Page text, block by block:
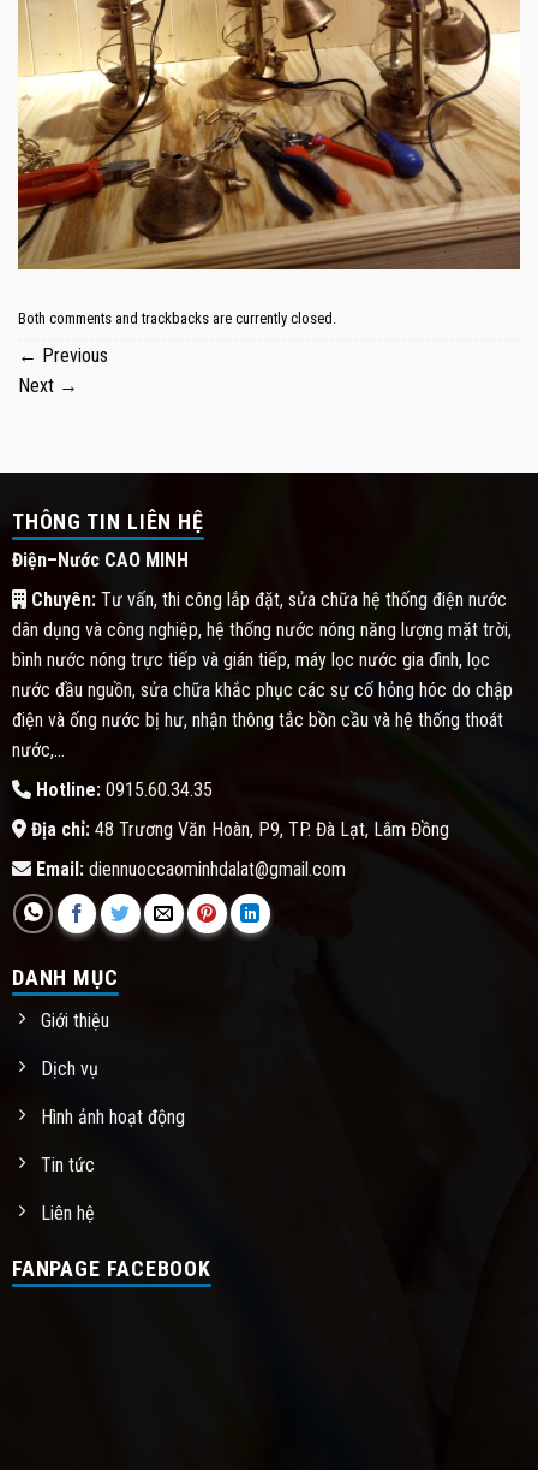
Both comments and trackbacks are currently closed.
← Previous
Next →
THÔNG TIN LIÊN HỆ
Điện–Nước CAO MINH
Chuyên:Tư vấn, thi công lắp đặt, sửa chữa hệ thống điện nước
dân dụng và công nghiệp, hệ thống nước nóng năng lượng mặt trời,
bình nước nóng trực tiếp và gián tiếp, máy lọc nước gia đình, lọc
nước đầu nguồn, sửa chữa khắc phục các sự cố hỏng hóc do chập
điện và ống nước bị hư, nhận thông tắc bồn cầu và hệ thống thoát
nước,...
Hotline:0915.60.34.35
Địa chỉ:48 Trương Văn Hoàn, P9, TP. Đà Lạt, Lâm Đồng
Email:diennuoccaominhdalat@gmail.com
DANH MỤC
Giới thiệu
Dịch vụ
Hình ảnh hoạt động
Tin tức
Liên hệ
FANPAGE FACEBOOK